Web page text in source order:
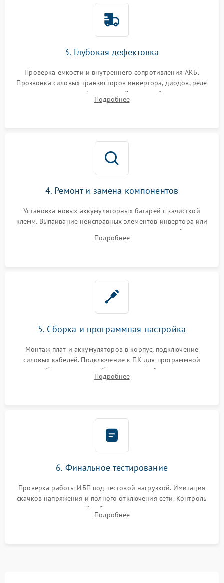
3. Глубокая дефектовка
Проверка емкости и внутреннего сопротивления АКБ.
Прозвонка силовых транзисторов инвертора, диодов, реле
переключения и трансформатора. Визуальный поиск вздутых
конденсаторов и прогаров на печатной плате.
Подробнее
4. Ремонт и замена компонентов
Установка новых аккумуляторных батарей с зачисткой
клемм. Выпаивание неисправных элементов инвертора или
цепи зарядки и монтаж новых радиодеталей.
Восстановление поврежденных токоведущих дорожек и
Подробнее
5. Сборка и программная настройка
Монтаж плат и аккумуляторов в корпус, подключение
силовых кабелей. Подключение к ПК для программной
калибровки констант батареи, настройки порогов
срабатывания AVR и сброса счетчиков старения АКБ.
Подробнее
6. Финальное тестирование
Проверка работы ИБП под тестовой нагрузкой. Имитация
скачков напряжения и полного отключения сети. Контроль
времени автономной работы, температурного режима и
корректности формы выходного сигнала.
Подробнее